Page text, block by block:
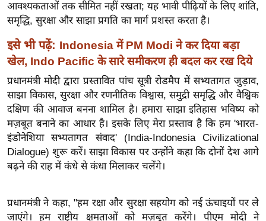
र
मि
सा
ल
बे
मि
सा
ल
श
ख्सि
त
यं
आवश्यकताओं तक सीमित नहीं रखता; यह भावी पीढ़ियों के लिए शांति,
समृद्धि, सुरक्षा और साझा प्रगति का मार्ग प्रशस्त करता है।
इसे भी पढ़ें: Indonesia में PM Modi ने कर दिया बड़ा
खेल, Indo Pacific के सारे समीकरण ही बदल कर रख दिये
प्रधानमंत्री मोदी द्वारा प्रस्तावित पांच सूत्री रोडमैप में सभ्यतागत जुड़ाव,
साझा विकास, सुरक्षा और रणनीतिक विश्वास, समुद्री समृद्धि और वैश्विक
दक्षिण की आवाज बनना शामिल है। हमारा साझा इतिहास भविष्य को
मज़बूत बनाने का आधार है। इसके लिए मेरा प्रस्ताव है कि हम 'भारत-
इंडोनेशिया सभ्यतागत संवाद' (India-Indonesia Civilizational
Dialogue) शुरू करें। साझा विकास पर उन्होंने कहा कि दोनों देश आगे
बढ़ने की राह में कंधे से कंधा मिलाकर चलेंगे।
प्रधानमंत्री ने कहा, "हम रक्षा और सुरक्षा सहयोग को नई ऊंचाइयों पर ले
जाएंगे। हम राष्ट्रीय क्षमताओं को मज़बूत करेंगे। पीएम मोदी ने